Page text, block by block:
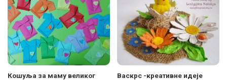
Кошуља за маму великог
Васкрс -креативне идеје